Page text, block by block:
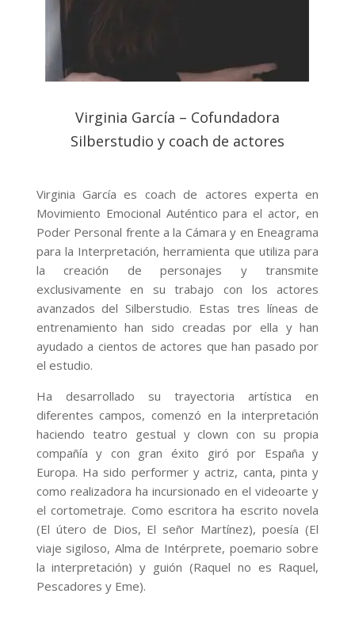
Virginia García – Cofundadora
Silberstudio y coach de actores
Virginia García es coach de actores experta en
Movimiento Emocional Auténtico para el actor, en
Poder Personal frente a la Cámara y en Eneagrama
para la Interpretación, herramienta que utiliza para
la creación de personajes y transmite
exclusivamente en su trabajo con los actores
avanzados del Silberstudio. Estas tres líneas de
entrenamiento han sido creadas por ella y han
ayudado a cientos de actores que han pasado por
el estudio.
Ha desarrollado su trayectoria artística en
diferentes campos, comenzó en la interpretación
haciendo teatro gestual y clown con su propia
compañía y con gran éxito giró por España y
Europa. Ha sido performer y actriz, canta, pinta y
como realizadora ha incursionado en el videoarte y
el cortometraje. Como escritora ha escrito novela
(El útero de Dios, El señor Martínez), poesía (El
viaje sigiloso, Alma de Intérprete, poemario sobre
la interpretación) y guión (Raquel no es Raquel,
Pescadores y Eme).